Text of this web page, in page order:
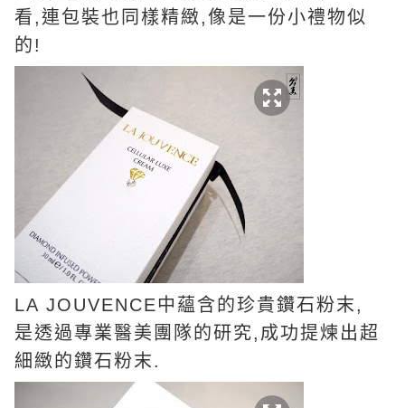
看,連包裝也同樣精緻,像是一份小禮物似
的!
LA JOUVENCE中蘊含的珍貴鑽石粉末,
是透過專業醫美團隊的研究,成功提煉出超
細緻的鑽石粉末.